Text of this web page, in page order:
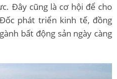
Đây cũng là cơ hội để cho
phát triển kinh tế, đồng
bất động sản ngày càng